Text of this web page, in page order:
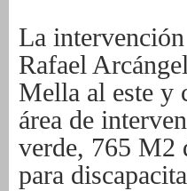
La
Rafael
Mella al este y
área de
verde, 765 M2
para